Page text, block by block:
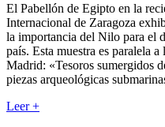
El Pabellón de Egipto en la
Internacional de Zaragoza
la importancia del Nilo para el
país. Esta muestra es paralela
Madrid: «Tesoros sumergidos
piezas arqueológicas
Leer+